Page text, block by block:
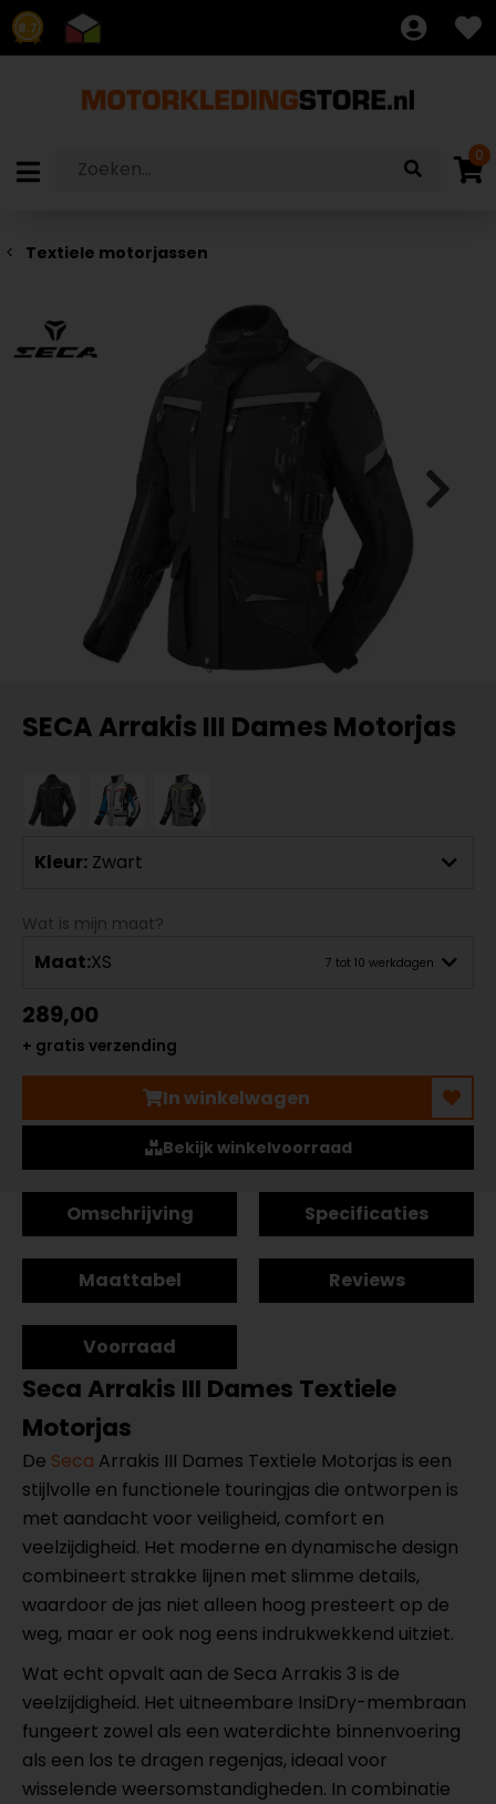
8.7
0
Textiele motorjassen
SECA Arrakis III Dames Motorjas
Kleur: Zwart
Wat is mijn maat?
Maat:XS 7 tot 10 werkdagen
289,00
+ gratis verzending
In winkelwagen
Bekijk winkelvoorraad
Omschrijving Specificaties
Maattabel Reviews
Voorraad
Seca Arrakis III Dames Textiele
Motorjas
De Seca Arrakis III Dames Textiele Motorjas is een
stijlvolle en functionele touringjas die ontworpen is
met aandacht voor veiligheid, comfort en
veelzijdigheid. Het moderne en dynamische design
combineert strakke lijnen met slimme details,
waardoor de jas niet alleen hoog presteert op de
weg, maar er ook nog eens indrukwekkend uitziet.
Wat echt opvalt aan de Seca Arrakis 3 is de
veelzijdigheid. Het uitneembare InsiDry-membraan
fungeert zowel als een waterdichte binnenvoering
als een los te dragen regenjas, ideaal voor
wisselende weersomstandigheden. In combinatie